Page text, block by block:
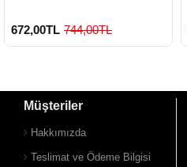
672,00TL 744,00TL
Müşteriler
Hakkımızda
Teslimat ve Ödeme Bilgisi